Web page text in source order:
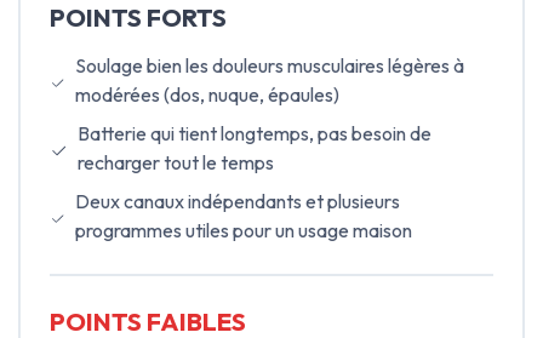
POINTS FORTS
Soulage bien les douleurs musculaires légères à
modérées (dos, nuque, épaules)
Batterie qui tient longtemps, pas besoin de
recharger tout le temps
Deux canaux indépendants et plusieurs
programmes utiles pour un usage maison
POINTS FAIBLES